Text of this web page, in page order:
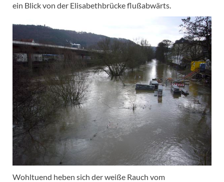
ein Blick von der Elisabethbrücke flußabwärts.
Wohltuend heben sich der weiße Rauch vom